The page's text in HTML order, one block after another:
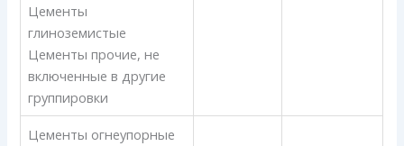
Цементы
глиноземистые
Цементы прочие, не
включенные в другие
группировки
Цементы огнеупорные